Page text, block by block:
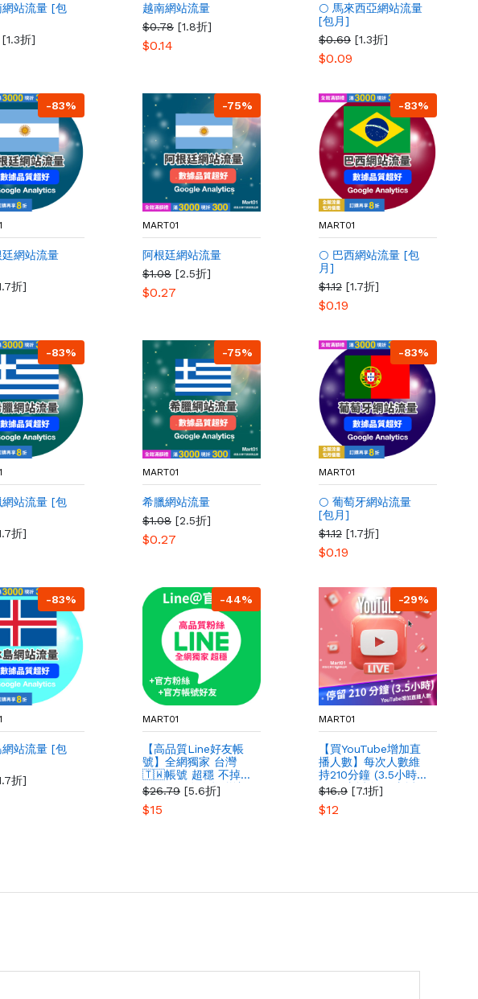
網站流量 [包
[1.3折]
越南網站流量
$0.78 [1.8折]
$0.14
🌕 馬來西亞網站流量
[包月]
$0.69 [1.3折]
$0.09
-83%
廷網站流量
折]
-75%
MART01
阿根廷網站流量
$1.08 [2.5折]
$0.27
-83%
MART01
🌕 巴西網站流量 [包
月]
$1.12 [1.7折]
$0.19
-83%
網站流量 [包
折]
-75%
MART01
希臘網站流量
$1.08 [2.5折]
$0.27
-83%
MART01
🌕 葡萄牙網站流量
[包月]
$1.12 [1.7折]
$0.19
-83%
網站流量 [包
折]
-44%
MART01
【高品質Line好友帳
號】全網獨家 台灣
🇹🇼帳號 超穩 不掉粉
衝Line好友人數 增加
台灣Line好友人數 官
方帳號好友
$26.79 [5.6折]
$15
-29%
MART01
【買YouTube增加直
播人數】每次人數維
持210分鐘 (3.5小時)
買YT直播人氣 直播
最多人購買 提高YT影
片粉絲曝光量
$16.9 [7.1折]
$12